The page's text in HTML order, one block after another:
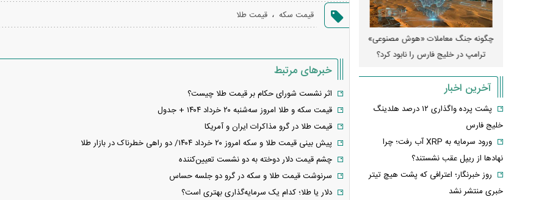
قیمت سکه ، قیمت طلا
خبرهای مرتبط
اثر نشست شورای حکام بر قیمت طلا چیست؟
قیمت سکه و طلا امروز سه‌شنبه ۲۰ خرداد ۱۴۰۴ + جدول
قیمت طلا در گرو مذاکرات ایران و آمریکا
پیش بینی قیمت طلا و سکه امروز ۲۰ خرداد ۱۴۰۴/ دو راهی خطرناک در بازار طلا
چشم قیمت دلار دوخته به دو نشست تعیین‌کننده
سرنوشت قیمت طلا و سکه در گرو دو جلسه حساس
دلار یا طلا؛ کدام یک سرمایه‌گذاری بهتری است؟
چگونه جنگ معاملات «هوش مصنوعی»
ترامپ در خلیج فارس را نابود کرد؟
آخرین اخبار
پشت پرده واگذاری ۱۲ درصد هلدینگ
خلیج فارس
ورود سرمایه به XRP آب رفت؛ چرا
نهادها از ریپل عقب نشستند؟
روز خبرنگار؛ اعترافی که پشت هیچ تیتر
خبری منتشر نشد